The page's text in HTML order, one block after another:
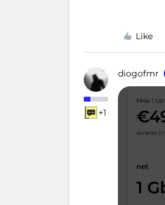
Like
+1
diogofmr